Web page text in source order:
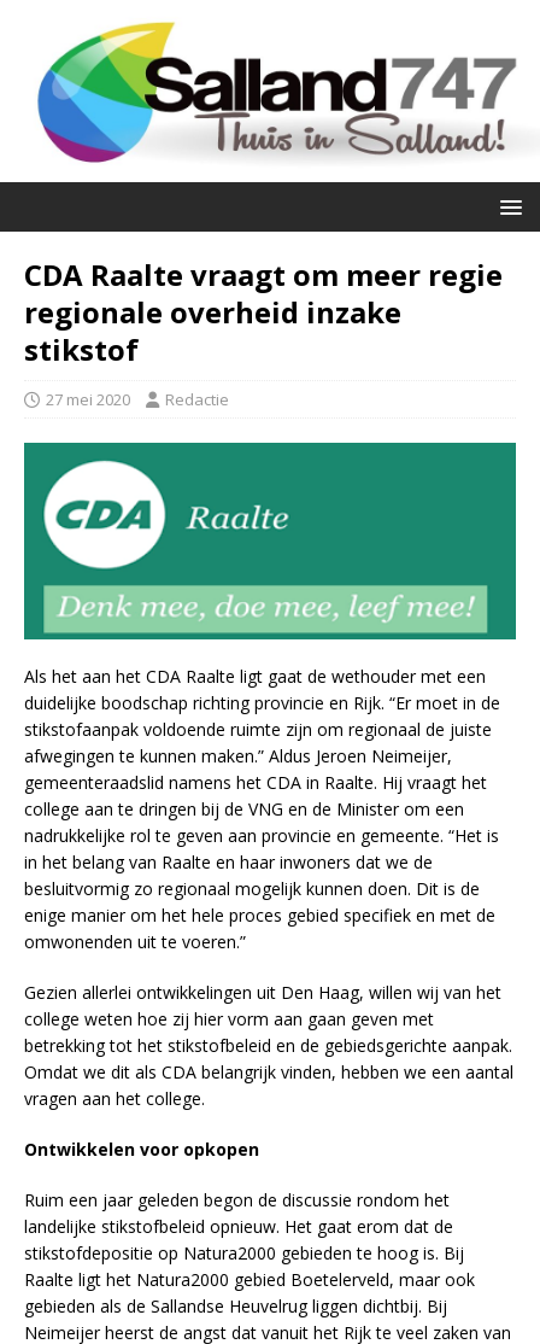
CDA Raalte vraagt om meer regie
regionale overheid inzake
stikstof
27 mei 2020 Redactie
Als het aan het CDA Raalte ligt gaat de wethouder met een
duidelijke boodschap richting provincie en Rijk. “Er moet in de
stikstofaanpak voldoende ruimte zijn om regionaal de juiste
afwegingen te kunnen maken.” Aldus Jeroen Neimeijer,
gemeenteraadslid namens het CDA in Raalte. Hij vraagt het
college aan te dringen bij de VNG en de Minister om een
nadrukkelijke rol te geven aan provincie en gemeente. “Het is
in het belang van Raalte en haar inwoners dat we de
besluitvormig zo regionaal mogelijk kunnen doen. Dit is de
enige manier om het hele proces gebied specifiek en met de
omwonenden uit te voeren.”
Gezien allerlei ontwikkelingen uit Den Haag, willen wij van het
college weten hoe zij hier vorm aan gaan geven met
betrekking tot het stikstofbeleid en de gebiedsgerichte aanpak.
Omdat we dit als CDA belangrijk vinden, hebben we een aantal
vragen aan het college.
Ontwikkelen voor opkopen
Ruim een jaar geleden begon de discussie rondom het
landelijke stikstofbeleid opnieuw. Het gaat erom dat de
stikstofdepositie op Natura2000 gebieden te hoog is. Bij
Raalte ligt het Natura2000 gebied Boetelerveld, maar ook
gebieden als de Sallandse Heuvelrug liggen dichtbij. Bij
Neimeijer heerst de angst dat vanuit het Rijk te veel zaken van